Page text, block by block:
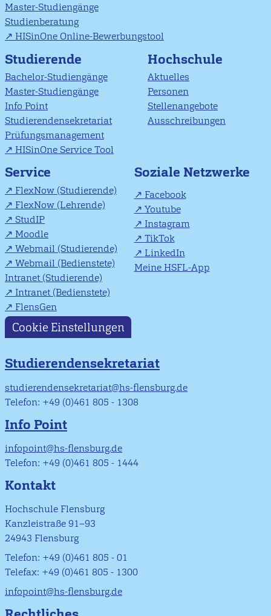
Master-Studiengänge
Studienberatung
HISinOne Online-Bewerbungstool
Studierende
Bachelor-Studiengänge
Master-Studiengänge
Info Point
Studierendensekretariat
Prüfungsmanagement
HISinOne Service Tool
Hochschule
Aktuelles
Personen
Stellenangebote
Ausschreibungen
Service
FlexNow (Studierende)
FlexNow (Lehrende)
StudIP
Moodle
Webmail (Studierende)
Webmail (Bedienstete)
Intranet (Studierende)
Intranet (Bedienstete)
FlensGen
Soziale Netzwerke
Facebook
Youtube
Instagram
TikTok
LinkedIn
Meine HSFL-App
Cookie Einstellungen
Studierendensekretariat
studierendensekretariat@hs-flensburg.de
Telefon: +49 (0)461 805 - 1308
Info Point
infopoint@hs-flensburg.de
Telefon: +49 (0)461 805 - 1444
Kontakt
Hochschule Flensburg
Kanzleistraße 91–93
24943 Flensburg
Telefon: +49 (0)461 805 - 01
Telefax: +49 (0)461 805 - 1300
infopoint@hs-flensburg.de